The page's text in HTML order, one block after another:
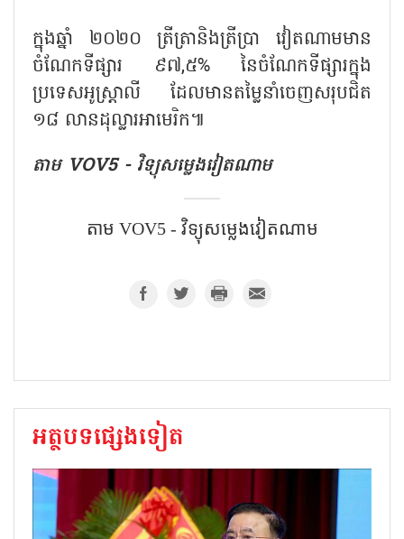
ក្នុងឆ្នាំ ២០២០ ត្រីត្រានិងត្រីប្រា វៀតណាមមាន
ចំណែកទីផ្សារ ៩៧,៥% នៃចំណែកទីផ្សារក្នុង
ប្រទេសអូស្ត្រាលី ដែលមានតម្លៃនាំចេញសរុបជិត
១៨ លានដុល្លារអាមេរិក៕
តាម VOV5 - វិទ្យុសម្លេងវៀតណាម
តាម VOV5 - វិទ្យុសម្លេងវៀតណាម
អត្ថបទផ្សេងទៀត